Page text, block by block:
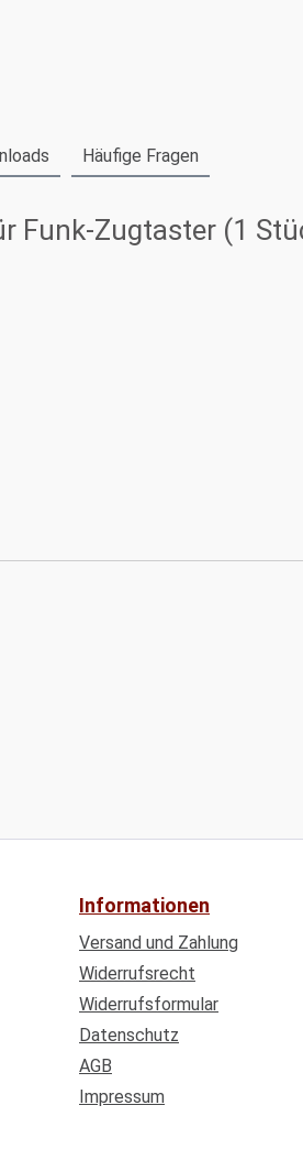
Häufige Fragen
Funk-Zugtaster (1
Informationen
Versand und Zahlung
Widerrufsrecht
Widerrufsformular
Datenschutz
AGB
Impressum